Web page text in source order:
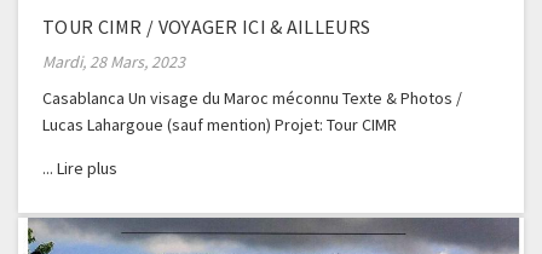
TOUR CIMR / VOYAGER ICI & AILLEURS
Mardi, 28 Mars, 2023
Casablanca Un visage du Maroc méconnu Texte & Photos /
Lucas Lahargoue (sauf mention) Projet: Tour CIMR